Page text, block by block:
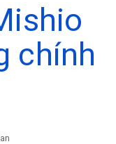
chính